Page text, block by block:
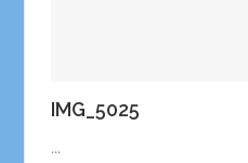
IMG_5025
...